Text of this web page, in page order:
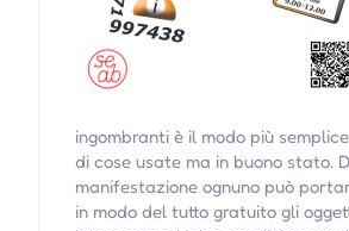
ingombranti è il modo più
di cose usate ma in buono stato.
manifestazione ognuno può
in modo del tutto gratuito gli